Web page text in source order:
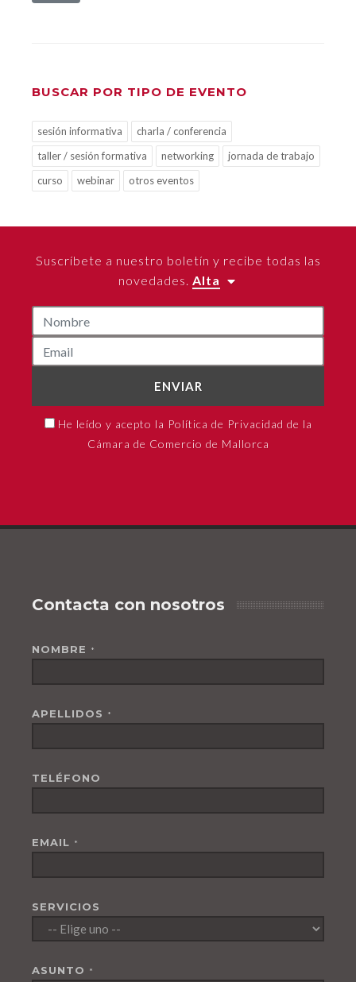
BUSCAR POR TIPO DE EVENTO
sesión informativa
charla / conferencia
taller / sesión formativa
networking
jornada de trabajo
curso
webinar otros eventos
Suscríbete a nuestro boletín y recibe todas las
novedades. Alta
ENVIAR
He leído y acepto la Política de Privacidad de la
Cámara de Comercio de Mallorca
Contacta con nosotros
NOMBRE *
APELLIDOS *
TELÉFONO
EMAIL *
SERVICIOS
ASUNTO *